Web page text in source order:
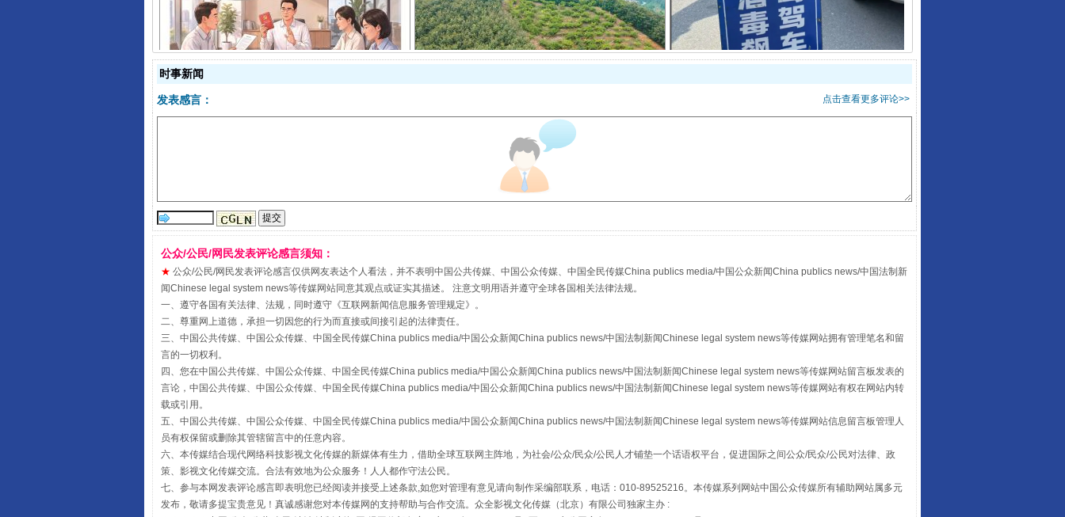
揭开“小金库”的免责幌子 以产业富民促振兴 酒驾未被当场查获能处罚吗
受贿1.44亿！段成刚被判无期
全民健身五年计划来了！等你上场 事关残疾人未来5年 让传统村落焕发生机
时事新闻
点击查看更多评论>>
发表感言：
公众/公民/网民发表评论感言须知：
★ 公众/公民/网民发表评论感言仅供网友表达个人看法，并不表明中国公共传媒、中国公众传媒、中国全民传媒China publics media/中国公众新闻China publics news/中国法制新
闻Chinese legal system news等传媒网站同意其观点或证实其描述。 注意文明用语并遵守全球各国相关法律法规。
一、遵守各国有关法律、法规，同时遵守《互联网新闻信息服务管理规定》。
二、尊重网上道德，承担一切因您的行为而直接或间接引起的法律责任。
三、中国公共传媒、中国公众传媒、中国全民传媒China publics media/中国公众新闻China publics news/中国法制新闻Chinese legal system news等传媒网站拥有管理笔名和留
言的一切权利。
四、您在中国公共传媒、中国公众传媒、中国全民传媒China publics media/中国公众新闻China publics news/中国法制新闻Chinese legal system news等传媒网站留言板发表的
言论，中国公共传媒、中国公众传媒、中国全民传媒China publics media/中国公众新闻China publics news/中国法制新闻Chinese legal system news等传媒网站有权在网站内转
载或引用。
五、中国公共传媒、中国公众传媒、中国全民传媒China publics media/中国公众新闻China publics news/中国法制新闻Chinese legal system news等传媒网站信息留言板管理人
员有权保留或删除其管辖留言中的任意内容。
六、本传媒结合现代网络科技影视文化传媒的新媒体有生力，借助全球互联网主阵地，为社会/公众/民众/公民人才铺垫一个话语权平台，促进国际之间公众/民众/公民对法律、政
策、影视文化传媒交流。合法有效地为公众服务！人人都作守法公民。
七、参与本网发表评论感言即表明您已经阅读并接受上述条款,如您对管理有意见请向制作采编部联系，电话：010-89525216。本传媒系列网站中国公众传媒所有辅助网站属多元
发布，敬请多提宝贵意见！真诚感谢您对本传媒网的支持帮助与合作交流。众全影视文化传媒（北京）有限公司独家主办 :